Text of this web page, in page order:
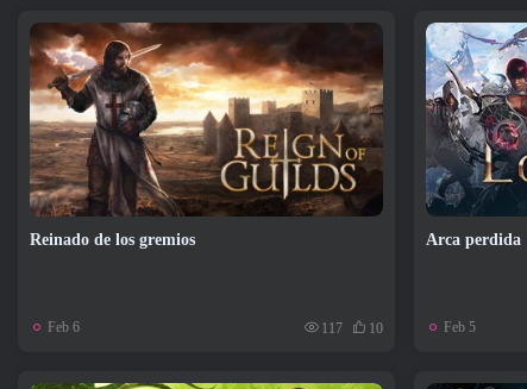
Reinado de los gremios
Feb 6 117 10
Arca perdida
Feb 5